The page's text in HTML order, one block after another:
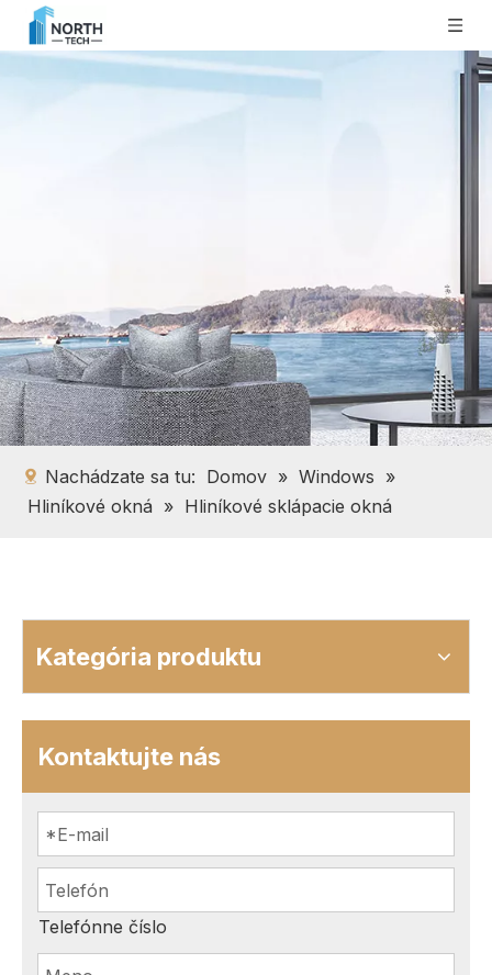
Nachádzate sa tu: Domov » Windows »
Hliníkové okná » Hliníkové sklápacie okná
Kategória produktu
Kontaktujte nás
Telefónne číslo